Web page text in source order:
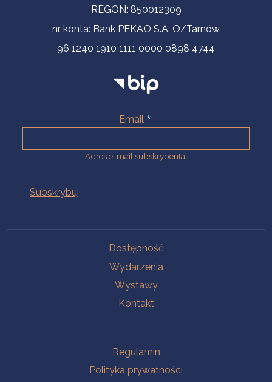
REGON: 850012309
nr konta: Bank PEKAO S.A. O/Tarnów
96 1240 1910 1111 0000 0898 4744
Email
Adres e-mail subskrybenta.
Dostępność
Wydarzenia
Wystawy
Kontakt
Regulamin
Polityka prywatności